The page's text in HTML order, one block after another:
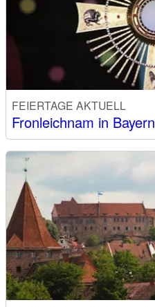
FEIERTAGE AKTUELL
Fronleichnam in Bayern